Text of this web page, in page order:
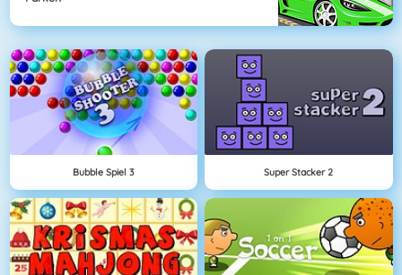
Bubble Spiel 3 Super Stacker 2